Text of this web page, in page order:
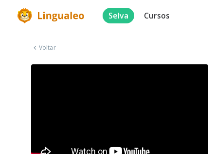
Selva Cursos
Voltar